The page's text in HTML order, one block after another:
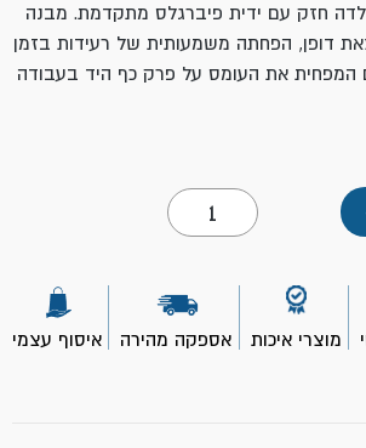
חזק עם ידית פיברגלס מתקדמת. מבנה
דופן, הפחתה משמעותית של רעידות בזמן
המפחית את העומס על פרק כף היד בעבודה
כמות
של
פטיש
ידית
מוצרי איכות אספקה מהירה איסוף עצמי